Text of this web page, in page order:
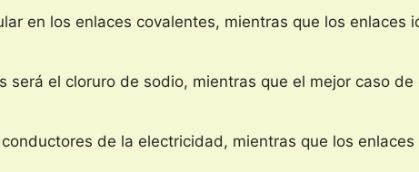
en los enlaces covalentes, mientras que los enlaces
será el cloruro de sodio, mientras que el mejor caso
de la electricidad, mientras que los